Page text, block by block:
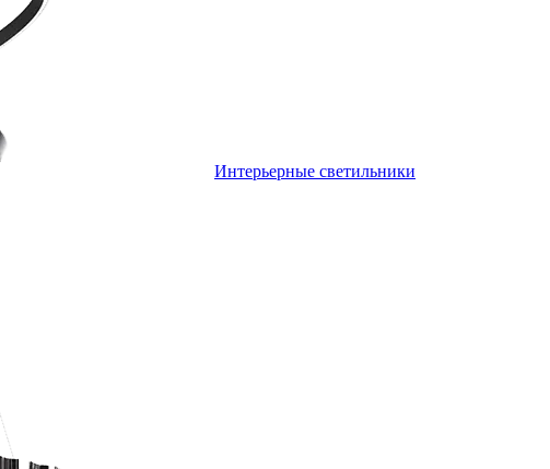
Интерьерные светильники